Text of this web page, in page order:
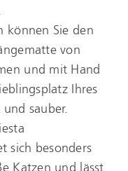
können Sie den
von
und mit Hand
Ihres
sauber.
sich besonders
Katzen und lässt